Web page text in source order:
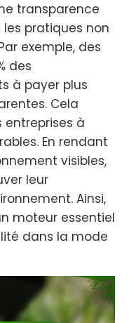
transparence
pratiques non
exemple, des
des
à payer plus
Cela
à
En rendant
visibles,
leur
Ainsi,
moteur essentiel
dans la mode